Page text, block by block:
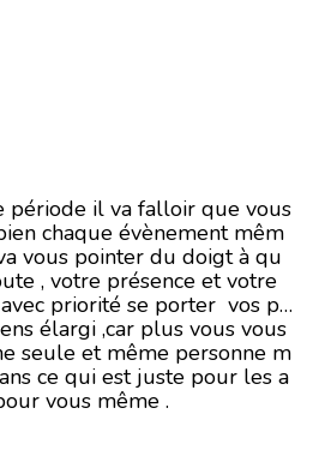
période il va falloir que vous
chaque évènement mêm
vous pointer du doigt à qu
, votre présence et votre
priorité se porter vos pr
élargi ,car plus vous vous
seule et même personne m
ce qui est juste pour les a
vous même .